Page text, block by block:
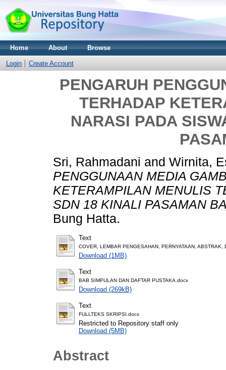
Home About Browse
Login Create Account
PENGARUH
TERHADAP
NARASI PADA
Sri, Rahmadani and Wirnita,
PENGGUNAAN MEDIA
KETERAMPILAN MENULIS
SDN 18 KINALI PASAMAN
Bung Hatta.
Text
COVER, LEMBAR PENGESAHAN, PERNYATAAN,
Download (1MB)
Text
BAB SIMPULAN DAN DAFTAR PUSTAKA.docx
Download (269kB)
Text
FULLTEKS SKRIPSI.docx
Restricted to Repository staff only
Download (5MB)
Abstract